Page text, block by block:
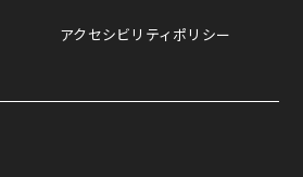
アクセシビリティポリシー